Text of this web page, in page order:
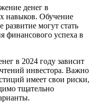
денег в
навыков. Обучение
могут стать
финансового успеха в
в 2024 году зависит
инвестора. Важно
имеет свои риски,
тщательно